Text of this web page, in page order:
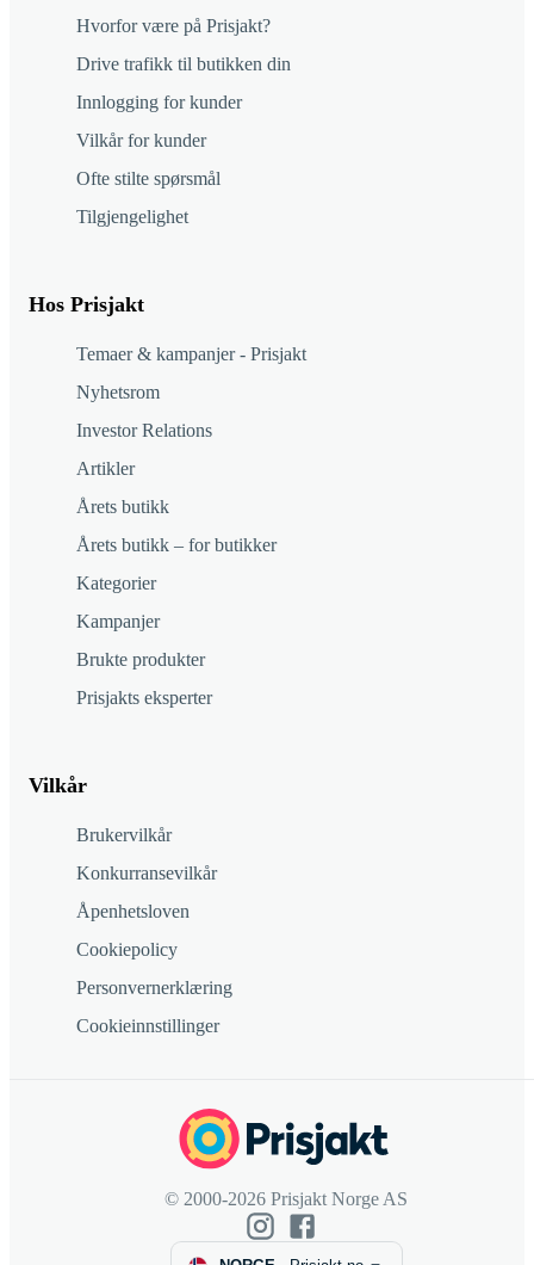
Hvorfor være på Prisjakt?
Drive trafikk til butikken din
Innlogging for kunder
Vilkår for kunder
Ofte stilte spørsmål
Tilgjengelighet
Hos Prisjakt
Temaer & kampanjer - Prisjakt
Nyhetsrom
Investor Relations
Artikler
Årets butikk
Årets butikk – for butikker
Kategorier
Kampanjer
Brukte produkter
Prisjakts eksperter
Vilkår
Brukervilkår
Konkurransevilkår
Åpenhetsloven
Cookiepolicy
Personvernerklæring
Cookieinnstillinger
© 2000-2026 Prisjakt Norge AS